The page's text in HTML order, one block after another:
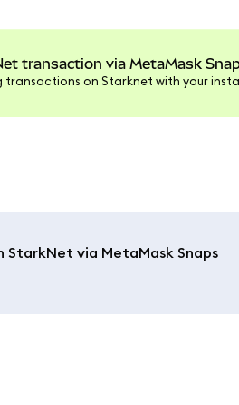
transaction via MetaMask
transactions on Starknet with your
via MetaMask Snaps